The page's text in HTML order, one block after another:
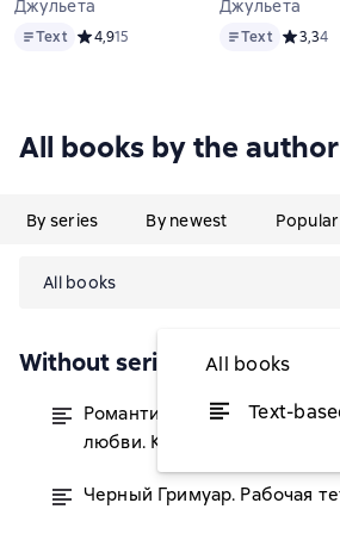
Джульета
TextText Средний рейтинг 4,9 на основе 15
4,915
Джульета
TextText 3,34
All books by the author
By series By newest
All books
All books
Text-
Without series
Романтическое таро.
любви. Книга-толкователь
Черный Гримуар. Рабочая